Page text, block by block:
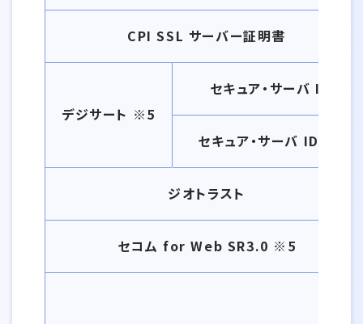
CPI SSL サーバー証明書
デジサート ※5
セキュア・サーバ ID
セキュア・サーバ ID EV
ジオトラスト
セコム for Web SR3.0 ※5